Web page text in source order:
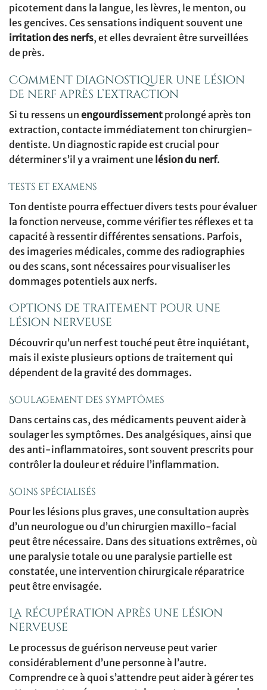
picotement dans la langue, les lèvres, le menton, ou
les gencives. Ces sensations indiquent souvent une
irritation des nerfs, et elles devraient être surveillées
de près.
Comment diagnostiquer une lésion
de nerf après l’extraction
Si tu ressens un engourdissement prolongé après ton
extraction, contacte immédiatement ton chirurgien-
dentiste. Un diagnostic rapide est crucial pour
déterminer s’il y a vraiment une lésion du nerf.
Tests et examens
Ton dentiste pourra effectuer divers tests pour évaluer
la fonction nerveuse, comme vérifier tes réflexes et ta
capacité à ressentir différentes sensations. Parfois,
des imageries médicales, comme des radiographies
ou des scans, sont nécessaires pour visualiser les
dommages potentiels aux nerfs.
Options de traitement pour une
lésion nerveuse
Découvrir qu’un nerf est touché peut être inquiétant,
mais il existe plusieurs options de traitement qui
dépendent de la gravité des dommages.
Soulagement des symptômes
Dans certains cas, des médicaments peuvent aider à
soulager les symptômes. Des analgésiques, ainsi que
des anti-inflammatoires, sont souvent prescrits pour
contrôler la douleur et réduire l’inflammation.
Soins spécialisés
Pour les lésions plus graves, une consultation auprès
d’un neurologue ou d’un chirurgien maxillo-facial
peut être nécessaire. Dans des situations extrêmes, où
une paralysie totale ou une paralysie partielle est
constatée, une intervention chirurgicale réparatrice
peut être envisagée.
La récupération après une lésion
nerveuse
Le processus de guérison nerveuse peut varier
considérablement d’une personne à l’autre.
Comprendre ce à quoi s’attendre peut aider à gérer tes